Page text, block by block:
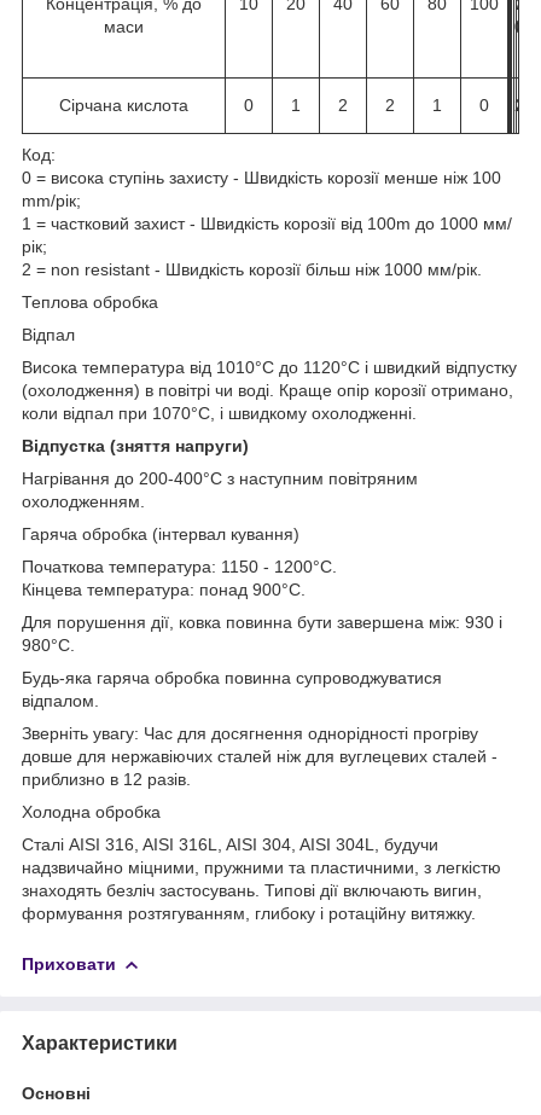
маси
000
Сірчана кислота 0 1 2 2 1 0 222
Код:
0 = висока ступінь захисту - Швидкість корозії менше ніж 100
mm/рік;
1 = частковий захист - Швидкість корозії від 100m до 1000 мм/
рік;
2 = non resistant - Швидкість корозії більш ніж 1000 мм/рік.
Теплова обробка
Відпал
Висока температура від 1010°C до 1120°C і швидкий відпустку
(охолодження) в повітрі чи воді. Краще опір корозії отримано,
коли відпал при 1070°C, і швидкому охолодженні.
Відпустка (зняття напруги)
Нагрівання до 200-400°C з наступним повітряним
охолодженням.
Гаряча обробка (інтервал кування)
Початкова температура: 1150 - 1200°C.
Кінцева температура: понад 900°C.
Для порушення дії, ковка повинна бути завершена між: 930 і
980°C.
Будь-яка гаряча обробка повинна супроводжуватися
відпалом.
Зверніть увагу: Час для досягнення однорідності прогріву
довше для нержавіючих сталей ніж для вуглецевих сталей -
приблизно в 12 разів.
Холодна обробка
Сталі AISI 316, AISI 316L, AISI 304, AISI 304L, будучи
надзвичайно міцними, пружними та пластичними, з легкістю
знаходять безліч застосувань. Типові дії включають вигин,
формування розтягуванням, глибоку і ротаційну витяжку.
Приховати
Характеристики
Основні